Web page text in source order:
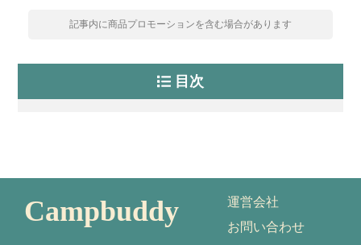
記事内に商品プロモーションを含む場合があります
目次
Campbuddy
運営会社
お問い合わせ